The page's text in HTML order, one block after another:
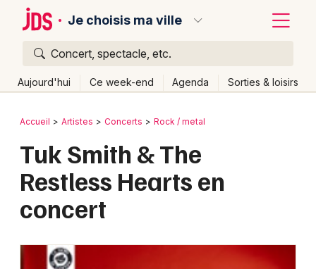
Je choisis ma ville
Concert, spectacle, etc.
Aujourd'hui Ce week-end Agenda Sorties & loisirs
Publier un événement
Grands événements
Activité & Expérience
Bordeaux
Colmar
Lille
Marseille
Retour
Accueil Artistes Concerts Rock / metal
Tuk Smith & The
Restless Hearts en
concert
Quoi ?
Où ?
Quand ?
Aujourd'hui
Demain Ce week-end Autre